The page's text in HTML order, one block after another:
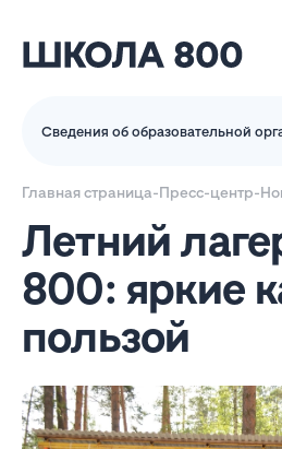
Сведения об образовательной
Главная страница-Пресс-центр-
Летний
800: яркие
пользой